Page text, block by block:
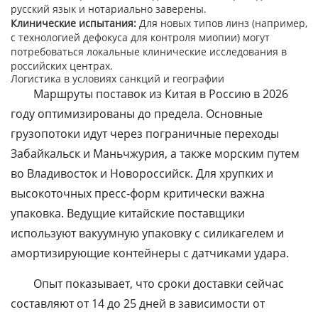
русский язык и нотариально заверены.
Клинические испытания: Для новых типов линз (например,
с технологией дефокуса для контроля миопии) могут
потребоваться локальные клинические исследования в
российских центрах.
Логистика в условиях санкций и географии
Маршруты поставок из Китая в Россию в 2026
году оптимизированы до предела. Основные
грузопотоки идут через пограничные переходы
Забайкальск и Маньчжурия, а также морским путем
во Владивосток и Новороссийск. Для хрупких и
высокоточных пресс-форм критически важна
упаковка. Ведущие китайские поставщики
используют вакуумную упаковку с силикагелем и
амортизирующие контейнеры с датчиками удара.
Опыт показывает, что сроки доставки сейчас
составляют от 14 до 25 дней в зависимости от